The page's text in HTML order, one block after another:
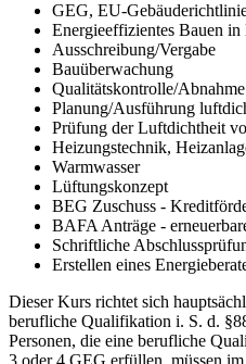
GEG, EU-
Energieeffizientes Bauen
Ausschreibung/Vergabe
Bauüberwachung
Qualitätskontrolle/Abnahme
Planung/Ausführung
Prüfung der Luftdichtheit
Heizungstechnik,
Warmwasser
Lüftungskonzept
BEG Zuschuss -
BAFA Anträge -
Schriftliche
Erstellen eines
Dieser Kurs richtet sich
berufliche Qualifikation i. S. d.
Personen, die eine berufliche